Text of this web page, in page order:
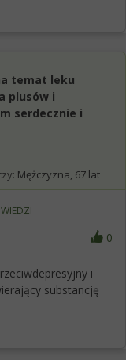
temat leku
plusów i
serdecznie i
Mężczyzna, 67 lat
0
i
substancję